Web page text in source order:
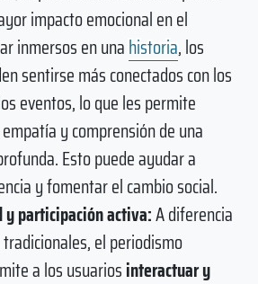
impacto emocional en el
inmersos en unahistoria, los
sentirse más conectados con los
eventos, lo que les permite
y comprensión de una
Esto puede ayudar a
y fomentar el cambio social.
participación activa:A diferencia
el periodismo
a los usuariosinteractuar y